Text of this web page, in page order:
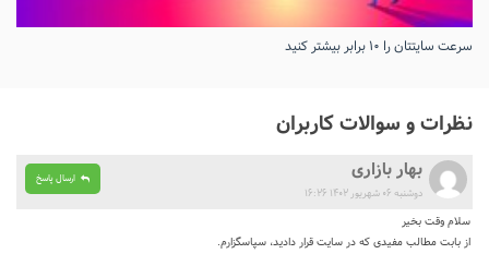
سرعت سایتتان را ۱۰ برابر بیشتر کنید
نظرات و سوالات کاربران
ارسال پاسخ بهار بازاری
دوشنبه ۰۶ شهریور ۱۴۰۲ ۱۶:۲۶
سلام وقت بخیر
از بابت مطالب مفیدی که در سایت قرار دادید، سپاسگزارم.